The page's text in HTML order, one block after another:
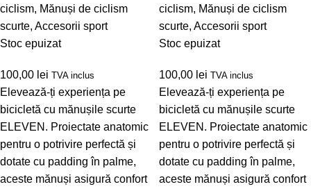
ciclism, Mănuși de ciclism
scurte, Accesorii sport
Stoc epuizat
100,00 lei TVA inclus
Elevează-ți experiența pe
bicicletă cu mănușile scurte
ELEVEN. Proiectate anatomic
pentru o potrivire perfectă și
dotate cu padding în palme,
aceste mănuși asigură confort
ciclism, Mănuși de ciclism
scurte, Accesorii sport
Stoc epuizat
100,00 lei TVA inclus
Elevează-ți experiența pe
bicicletă cu mănușile scurte
ELEVEN. Proiectate anatomic
pentru o potrivire perfectă și
dotate cu padding în palme,
aceste mănuși asigură confort